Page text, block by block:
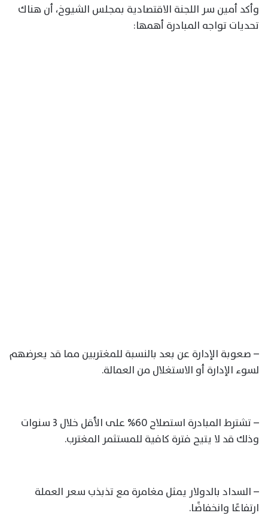
وأكد أمين سر اللجنة الاقتصادية بمجلس الشيوخ، أن هناك
تحديات تواجه المبادرة أهمها:
– صعوبة الإدارة عن بعد بالنسبة للمغتربين مما قد يعرضهم
لسوء الإدارة أو الاستغلال من العمالة.
– تشترط المبادرة استصلاح 60% على الأقل خلال 3 سنوات
وذلك قد لا يتيح فترة كافية للمستثمر المغترب.
– السداد بالدولار يمثل مغامرة مع تذبذب سعر العملة
ارتفاعًا وانخفاضًا.